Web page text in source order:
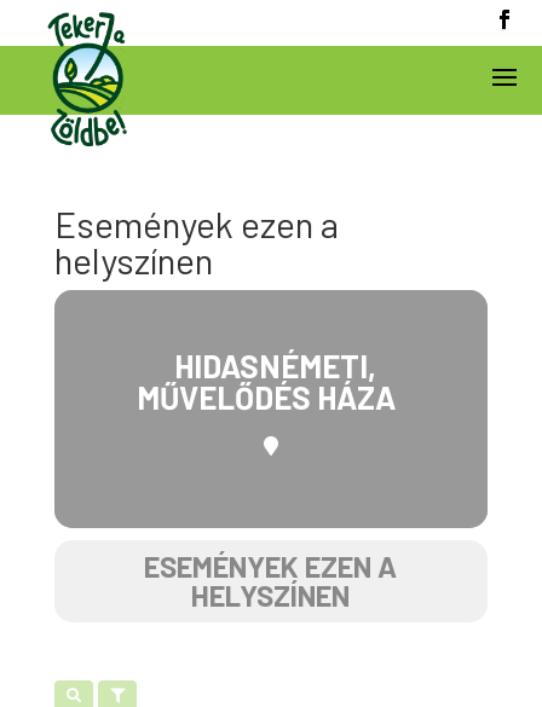
Események ezen a
helyszínen
HIDASNÉMETI,
MŰVELŐDÉS HÁZA
ESEMÉNYEK EZEN A
HELYSZÍNEN